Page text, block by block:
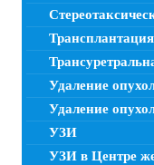
Удаление
Удаление
УЗИ
УЗИ в Центре